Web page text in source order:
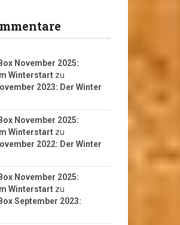
November 2025:
Winterstart zu
2023: Der Winter
November 2025:
Winterstart zu
2022: Der Winter
November 2025:
Winterstart zu
September 2023: